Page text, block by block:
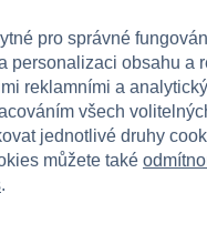
pro správné
personalizaci obsahu a
reklamními a
všech
jednotlivé druhy
můžete také
.